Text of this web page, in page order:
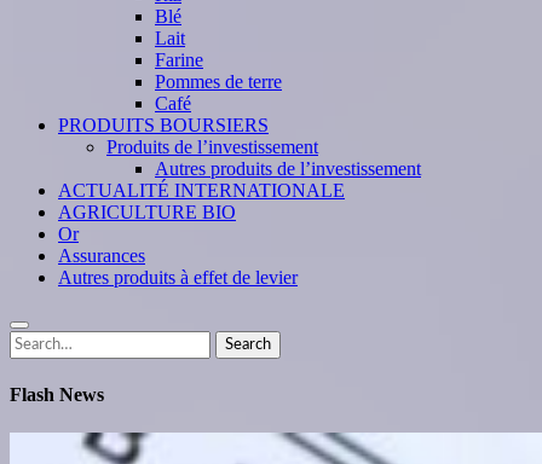
Blé
Lait
Farine
Pommes de terre
Café
PRODUITS BOURSIERS
Produits de l’investissement
Autres produits de l’investissement
ACTUALITÉ INTERNATIONALE
AGRICULTURE BIO
Or
Assurances
Autres produits à effet de levier
Search
for:
Search
Flash News